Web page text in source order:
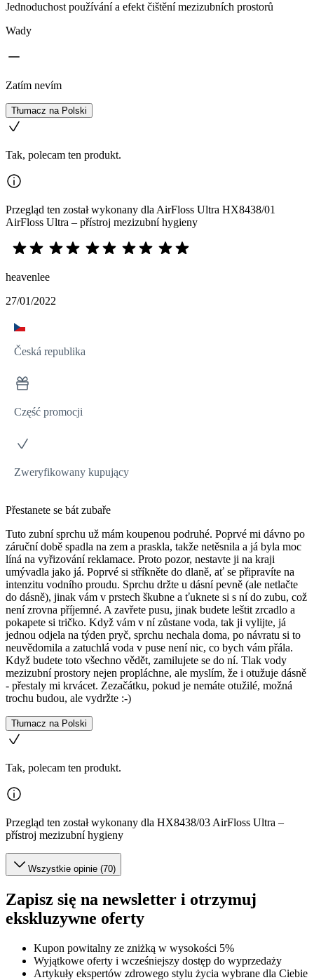
Jednoduchost používání a efekt čištění mezizubních prostorů
Wady
Zatím nevím
Tłumacz na Polski
Tak, polecam ten produkt.
Przegląd ten został wykonany dla AirFloss Ultra HX8438/01
AirFloss Ultra – přístroj mezizubní hygieny
heavenlee
27/01/2022
Česká republika
Część promocji
Zweryfikowany kupujący
Přestanete se bát zubaře
Tuto zubní sprchu už mám koupenou podruhé. Poprvé mi dávno po
záruční době spadla na zem a praskla, takže netěsnila a já byla moc
líná na vyřizování reklamace. Proto pozor, nestavte ji na kraji
umývadla jako já. Poprvé si stříkněte do dlaně, ať se připravíte na
intenzitu vodního proudu. Sprchu držte u dásní pevně (ale netlačte
do dásně), jinak vám v prstech škubne a ťuknete si s ní do zubu, což
není zrovna příjemné. A zavřete pusu, jinak budete leštit zrcadlo a
pokapete si tričko. Když vám v ní zůstane voda, tak ji vylijte, já
jednou odjela na týden pryč, sprchu nechala doma, po návratu si to
neuvědomila a zatuchlá voda v puse není nic, co bych vám přála.
Když budete toto všechno vědět, zamilujete se do ní. Tlak vody
mezizubní prostory nejen propláchne, ale myslím, že i otužuje dásně
- přestaly mi krvácet. Zezačátku, pokud je nemáte otužilé, možná
trochu budou, ale vydržte :-)
Tłumacz na Polski
Tak, polecam ten produkt.
Przegląd ten został wykonany dla HX8438/03 AirFloss Ultra –
přístroj mezizubní hygieny
Wszystkie opinie (70)
Zapisz się na newsletter i otrzymuj
ekskluzywne oferty
Kupon powitalny ze zniżką w wysokości 5%
Wyjątkowe oferty i wcześniejszy dostęp do wyprzedaży
Artykuły ekspertów zdrowego stylu życia wybrane dla Ciebie